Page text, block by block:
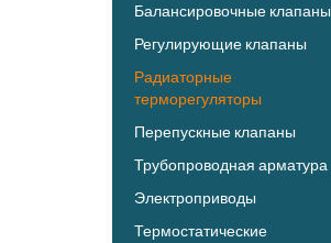
Балансировочные клапаны
Регулирующие клапаны
Радиаторные
терморегуляторы
Перепускные клапаны
Трубопроводная арматура
Электроприводы
Термостатические